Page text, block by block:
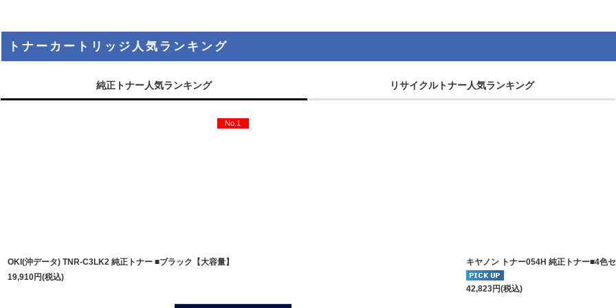
トナーカートリッジ人気ランキング
純正トナー人気ランキング リサイクルトナー人気ランキング
No.1
OKI(沖データ) TNR-C3LK2 純正トナー ■ブラック【大容量】
19,910円(税込)
キヤノン トナー054H 純正トナー■4色セ
42,823円(税込)